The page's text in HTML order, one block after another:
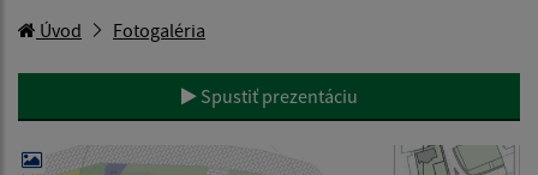
Úvod Fotogaléria
Spustiť prezentáciu